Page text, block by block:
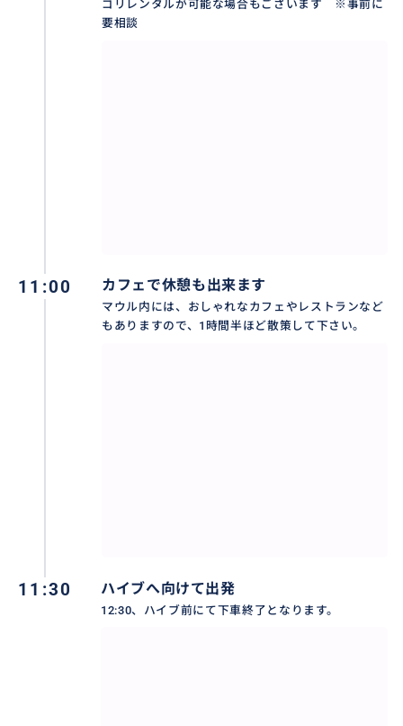
ゴリレンタルが可能な場合もございます ※事前に
要相談
11:00 カフェで休憩も出来ます
マウル内には、おしゃれなカフェやレストランなど
もありますので、1時間半ほど散策して下さい。
11:30 ハイブへ向けて出発
12:30、ハイブ前にて下車終了となります。